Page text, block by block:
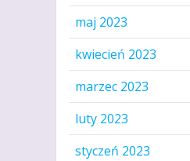
maj 2023
kwiecień 2023
marzec 2023
luty 2023
styczeń 2023